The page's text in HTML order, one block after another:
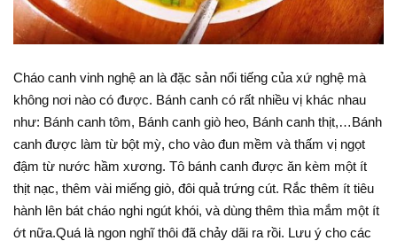
Cháo canh vinh nghệ an là đặc sản nổi tiếng của xứ nghệ mà
không nơi nào có được. Bánh canh có rất nhiều vị khác nhau
như: Bánh canh tôm, Bánh canh giò heo, Bánh canh thịt,…Bánh
canh được làm từ bột mỳ, cho vào đun mềm và thấm vị ngọt
đậm từ nước hầm xương. Tô bánh canh được ăn kèm một ít
thịt nạc, thêm vài miếng giò, đôi quả trứng cút. Rắc thêm ít tiêu
hành lên bát cháo nghi ngút khói, và dùng thêm thìa mắm một ít
ớt nữa.Quá là ngon nghĩ thôi đã chảy dãi ra rồi. Lưu ý cho các